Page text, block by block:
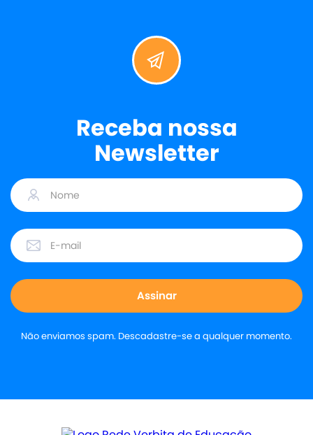
Receba nossa
Newsletter
Não enviamos spam. Descadastre-se a qualquer momento.